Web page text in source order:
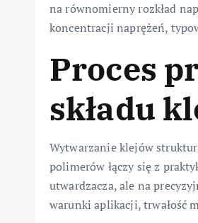
na równomierny rozkład
koncentracji naprężeń,
Proces
składu
Wytwarzanie klejów
polimerów łączy się z
utwardzacza, ale na
warunki aplikacji, trwałość